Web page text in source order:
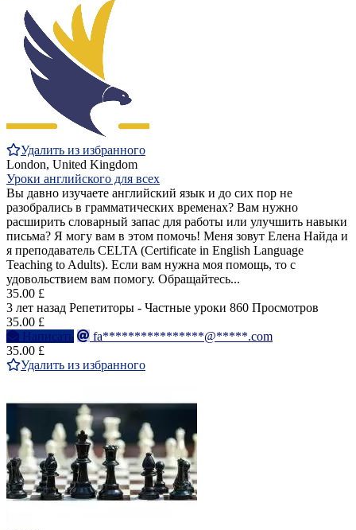
Удалить из избранного
London, United Kingdom
Уроки английского для всех
Вы давно изучаете английский язык и до сих пор не
разобрались в грамматических временах? Вам нужно
расширить словарный запас для работы или улучшить навыки
письма? Я могу вам в этом помочь! Меня зовут Елена Найда и
я преподаватель CELTA (Certificate in English Language
Teaching to Adults). Если вам нужна моя помощь, то с
удовольствием вам помогу. Обращайтесь...
35.00 £
3 лет назад Репетиторы - Частные уроки 860 Просмотров
35.00 £
Написать
fa****************@*****.com
35.00 £
Удалить из избранного